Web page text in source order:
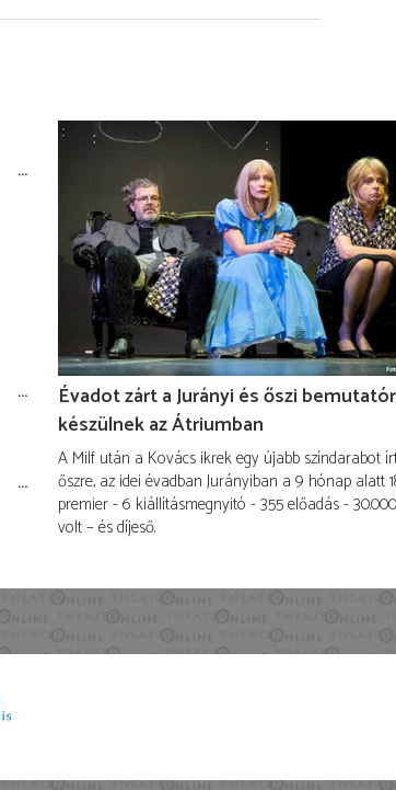
Évadot zárt a Jurányi és őszi
készülnek az Átriumban
A Milf után a Kovács ikrek egy újabb színdarabot
őszre, az idei évadban Jurányiban a 9 hónap alatt
premier - 6 kiállításmegnyitó - 355 előadás -
volt – és díjeső.